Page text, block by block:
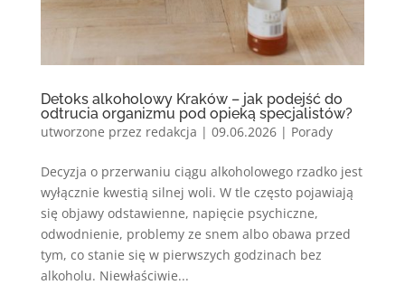
Detoks alkoholowy Kraków – jak podejść do
odtrucia organizmu pod opieką specjalistów?
utworzone przez redakcja | 09.06.2026| Porady
Decyzja o przerwaniu ciągu alkoholowego rzadko jest
wyłącznie kwestią silnej woli. W tle często pojawiają
się objawy odstawienne, napięcie psychiczne,
odwodnienie, problemy ze snem albo obawa przed
tym, co stanie się w pierwszych godzinach bez
alkoholu. Niewłaściwie...